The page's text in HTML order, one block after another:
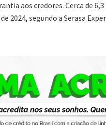
aos credores. Cerca de
2024, segundo a Serasa